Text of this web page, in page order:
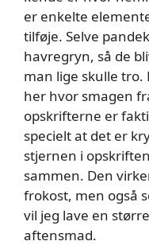
er enkelte
tilføje. Selve
havregryn, så de
man lige skulle tro.
her hvor smagen
opskrifterne er
specielt at det er
stjernen i
sammen. Den
frokost, men også
vil jeg lave en
aftensmad.